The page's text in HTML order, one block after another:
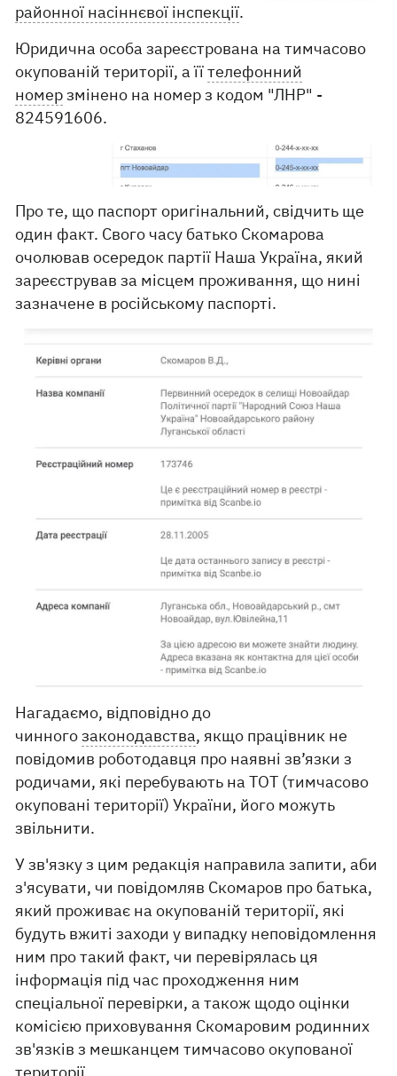
районної насіннєвої інспекції.
Юридична особа зареєстрована на тимчасово
окупованій території, а їїтелефонний
номерзмінено на номер з кодом "ЛНР" -
824591606.
Про те, що паспорт оригінальний, свідчить ще
один факт. Свого часу батько Скомарова
очолював осередок партії Наша Україна, який
зареєстрував за місцем проживання, що нині
зазначене в російському паспорті.
Нагадаємо, відповідно до
чинногозаконодавства, якщо працівник не
повідомив роботодавця про наявні зв’язки з
родичами, які перебувають на ТОТ (тимчасово
окуповані території) України, його можуть
звільнити.
У зв'язку з цим редакція направила запити, аби
з'ясувати, чи повідомляв Скомаров про батька,
який проживає на окупованій території, які
будуть вжиті заходи у випадку неповідомлення
ним про такий факт, чи перевірялась ця
інформація під час проходження ним
спеціальної перевірки, а також щодо оцінки
комісією приховування Скомаровим родинних
зв'язків з мешканцем тимчасово окупованої
території.